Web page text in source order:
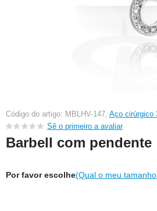
Código do artigo: MBLHV-147, Aço cirúrgico
Sê o primeiro a avaliar
Barbell com pendente
Por favor escolhe(Qual o meu